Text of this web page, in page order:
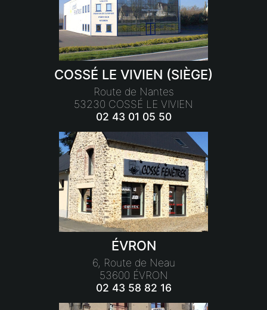
COSSÉ LE VIVIEN (SIÈGE)
Route de Nantes
53230 COSSÉ LE VIVIEN
02 43 01 05 50
ÉVRON
6, Route de Neau
53600 ÉVRON
02 43 58 82 16